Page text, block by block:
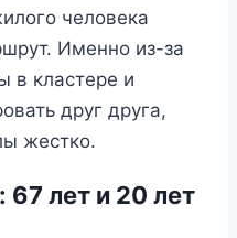
человека
Именно из-за
в кластере и
друг друга,
жестко.
лет и 20 лет